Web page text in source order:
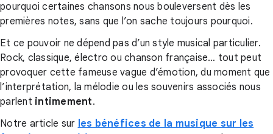
pourquoi certaines chansons nous bouleversent dès les
premières notes, sans que l’on sache toujours pourquoi.
Et ce pouvoir ne dépend pas d’un style musical particulier.
Rock, classique, électro ou chanson française… tout peut
provoquer cette fameuse vague d’émotion, du moment que
l’interprétation, la mélodie ou les souvenirs associés nous
parlent intimement.
Notre article sur les bénéfices de la musique sur les